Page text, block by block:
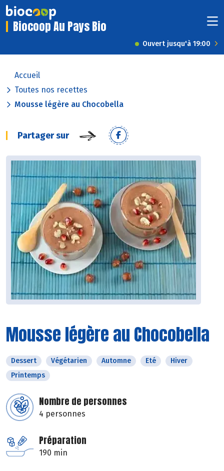
Biocoop Au Pays Bio
Ouvert jusqu'à 19:00
Accueil
Toutes nos recettes
Mousse légère au Chocobella
Partager sur
Mousse légère au Chocobella
Dessert Végétarien Automne Eté
Hiver
Printemps
Nombre de personnes
4 personnes
Préparation
190 min